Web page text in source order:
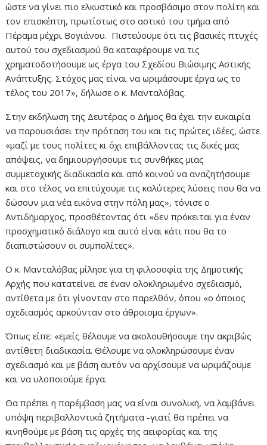
ώστε να γίνει πιο ελκυστικό και προσβάσιμο στον πολίτη και
τον επισκέπτη, πρωτίστως στο αστικό του τμήμα από
Πέραμα μέχρι Βογιάνου. Πιστεύουμε ότι τις βασικές πτυχές
αυτού του σχεδιασμού θα καταφέρουμε να τις
χρηματοδοτήσουμε ως έργα του Σχεδίου Βιώσιμης Αστικής
Ανάπτυξης. Στόχος μας είναι να ωριμάσουμε έργα ως το
τέλος του 2017», δήλωσε ο κ. Μανταλόβας.
Στην εκδήλωση της Δευτέρας ο Δήμος θα έχει την ευκαιρία
να παρουσιάσει την πρόταση του και τις πρώτες ιδέες, ώστε
«μαζί με τους πολίτες κι όχι επιβάλλοντας τις δικές μας
απόψεις, να δημιουργήσουμε τις συνθήκες μιας
συμμετοχικής διαδικασία και από κοινού να αναζητήσουμε
και στο τέλος να επιτύχουμε τις καλύτερες λύσεις που θα να
δώσουν μια νέα εικόνα στην πόλη μας», τόνισε ο
Αντιδήμαρχος, προσθέτοντας ότι «δεν πρόκειται για έναν
προσχηματικό διάλογο και αυτό είναι κάτι που θα το
διαπιστώσουν οι συμπολίτες».
Ο κ. Μανταλόβας μίλησε για τη φιλοσοφία της Δημοτικής
Αρχής που κατατείνει σε έναν ολοκληρωμένο σχεδιασμό,
αντίθετα με ότι γίνονταν στο παρελθόν, όπου «ο όποιος
σχεδιασμός αρκούνταν στο άθροισμα έργων».
Όπως είπε: «εμείς θέλουμε να ακολουθήσουμε την ακριβώς
αντίθετη διαδικασία. Θέλουμε να ολοκληρώσουμε έναν
σχεδιασμό και με βάση αυτόν να αρχίσουμε να ωριμάζουμε
και να υλοποιούμε έργα.
Θα πρέπει η παρέμβαση μας να είναι συνολική, να λαμβάνει
υπόψη περιβαλλοντικά ζητήματα -γιατί θα πρέπει να
κινηθούμε με βάση τις αρχές της αειφορίας και της